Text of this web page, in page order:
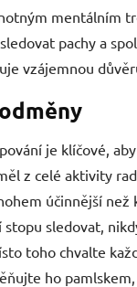
mentálním
pachy a
vzájemnou
je klíčové,
z celé aktivity
účinnější než
stopu sledovat,
toho chvalte
ho